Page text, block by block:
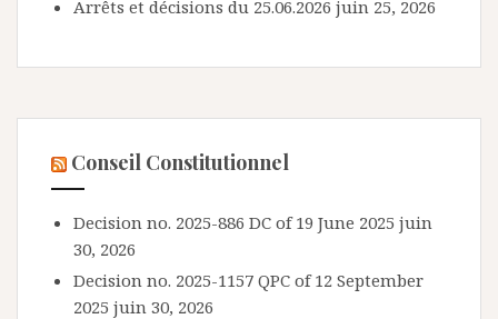
Arrêts et décisions du 25.06.2026 juin 25, 2026
Conseil Constitutionnel
Decision no. 2025-886 DC of 19 June 2025 juin
30, 2026
Decision no. 2025-1157 QPC of 12 September
2025 juin 30, 2026